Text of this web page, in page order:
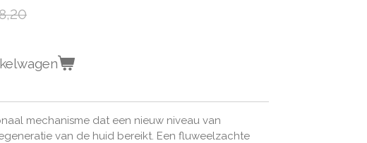
mechanisme dat een nieuw niveau van
van de huid bereikt. Een fluweelzachte